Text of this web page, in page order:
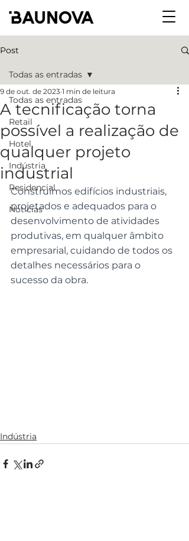
Post
Todas as entradas
Retail
Hotel
Indústria
Residencial
Notícias
Todas as entradas
A tecnificação torna
possível a realização de
qualquer projeto
industrial
9 de out. de 2023 1 min de leitura
Construímos edifícios industriais,
projetados e adequados para o
desenvolvimento de atividades
produtivas, em qualquer âmbito
empresarial, cuidando de todos os
detalhes necessários para o
sucesso da obra.
Indústria